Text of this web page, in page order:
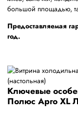
большой площадью,
Предоставляемая
год.
Ключевые
Полюс Арго XL